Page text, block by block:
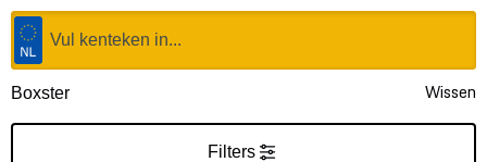
Classic
Nieuw
Boxster Wissen
Filters